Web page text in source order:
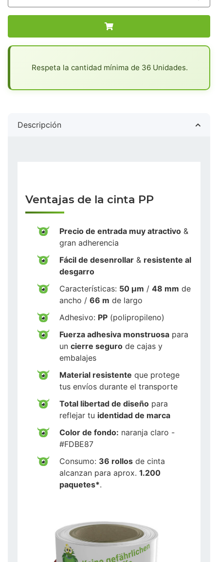
Respeta la cantidad mínima de 36 Unidades.
Descripción
Ventajas de la cinta PP
Precio de entrada muy atractivo &
gran adherencia
Fácil de desenrollar & resistente al
desgarro
Características: 50 µm / 48 mm de
ancho / 66 m de largo
Adhesivo: PP (polipropileno)
Fuerza adhesiva monstruosa para
un cierre seguro de cajas y
embalajes
Material resistente que protege
tus envíos durante el transporte
Total libertad de diseño para
reflejar tu identidad de marca
Color de fondo: naranja claro -
#FDBE87
Consumo: 36 rollos de cinta
alcanzan para aprox. 1.200
paquetes*.